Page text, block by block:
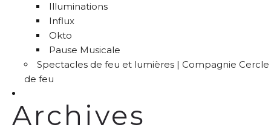
Illuminations
Influx
Okto
Pause Musicale
Spectacles de feu et lumières | Compagnie Cercle
de feu
Archives